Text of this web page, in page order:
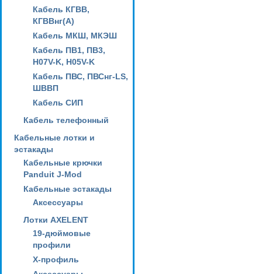
Кабель КГВВ,
КГВВнг(А)
Кабель МКШ, МКЭШ
Кабель ПВ1, ПВ3,
H07V-K, H05V-K
Кабель ПВС, ПВСнг-LS,
ШВВП
Кабель СИП
Кабель телефонный
Кабельные лотки и
эстакады
Кабельные крючки
Panduit J-Mod
Кабельные эстакады
Аксессуары
Лотки AXELENT
19-дюймовые
профили
X-профиль